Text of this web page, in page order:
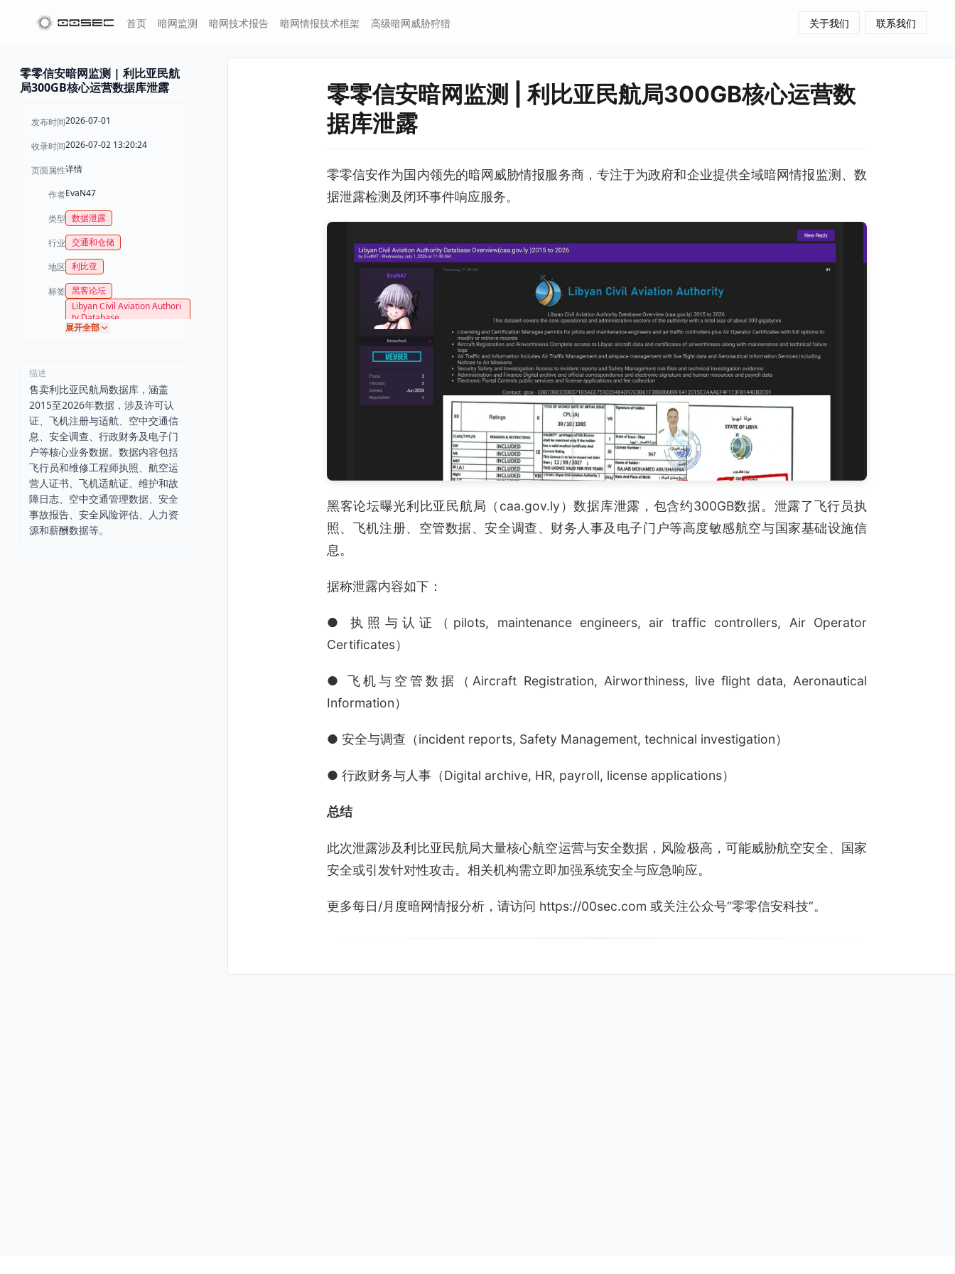
首页 暗网监测 暗网技术报告 暗网情报技术框架 高级暗网威胁狩猎 关于我们 联系我们
零零信安暗网监测 | 利比亚民航
局300GB核心运营数据库泄露
发布时间2026-07-01
收录时间2026-07-02 13:20:24
页面属性详情
作者EvaN47
类型 数据泄露
行业 交通和仓储
地区 利比亚
标签 黑客论坛
Libyan Civil Aviation Authori
ty Database
展开全部
描述
售卖利比亚民航局数据库，涵盖
2015至2026年数据，涉及许可认
证、飞机注册与适航、空中交通信
息、安全调查、行政财务及电子门
户等核心业务数据。数据内容包括
飞行员和维修工程师执照、航空运
营人证书、飞机适航证、维护和故
障日志、空中交通管理数据、安全
事故报告、安全风险评估、人力资
源和薪酬数据等。
零零信安暗网监测 | 利比亚民航局300GB核心运营数
据库泄露
零零信安作为国内领先的暗网威胁情报服务商，专注于为政府和企业提供全域暗网情报监测、数
据泄露检测及闭环事件响应服务。
黑客论坛曝光利比亚民航局（caa.gov.ly）数据库泄露，包含约300GB数据。泄露了飞行员执
照、飞机注册、空管数据、安全调查、财务人事及电子门户等高度敏感航空与国家基础设施信
息。
据称泄露内容如下：
● 执照与认证（pilots, maintenance engineers, air traffic controllers, Air Operator
Certificates）
● 飞机与空管数据（Aircraft Registration, Airworthiness, live flight data, Aeronautical
Information）
● 安全与调查（incident reports, Safety Management, technical investigation）
● 行政财务与人事（Digital archive, HR, payroll, license applications）
总结
此次泄露涉及利比亚民航局大量核心航空运营与安全数据，风险极高，可能威胁航空安全、国家
安全或引发针对性攻击。相关机构需立即加强系统安全与应急响应。
更多每日/月度暗网情报分析，请访问 https://00sec.com 或关注公众号“零零信安科技”。